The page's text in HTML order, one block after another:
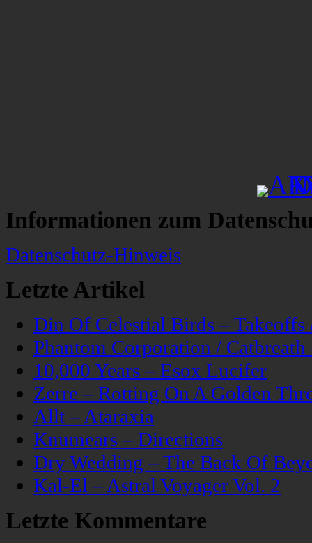
Informationen zum
Datenschutz-Hinweis
Letzte Artikel
Din Of Celestial Birds –
Phantom Corporation /
10,000 Years – Esox Lucifer
Zerre – Rotting On A Golden
Allt – Ataraxia
Knumears – Directions
Dry Wedding – The Back Of
Kal-El – Astral Voyager Vol. 2
Letzte Kommentare